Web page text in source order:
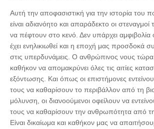
Αυτή την αποφασιστική για την ιστορία του
είναι αδιανόητο και απαράδεκτο οι
να πέφτουν στο κενό. Δεν υπάρχει
έχει ενηλικιωθεί και η εποχή μας προσδοκά
στις υπερδυνάμεις. Ο ανθρώπινος νους τώρα
καθήκον να απομακρύνει όλες τις αιτίες
εξόντωσης. Και όπως οι επιστήμονες
τους να καθαρίσουν το περιβάλλον από τη
μόλυνση, οι διανοούμενοι οφείλουν να
τους να καθαρίσουν την ανθρωπότητα από
Είναι δικαίωμα και καθήκον μας να